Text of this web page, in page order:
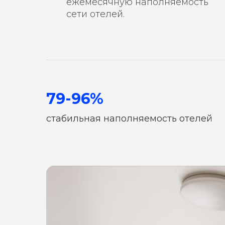
сети отелей.
79-96%
стабильная наполняемость отелей